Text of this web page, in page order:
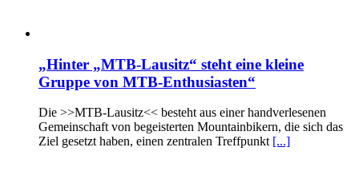
„Hinter „MTB-Lausitz“ steht eine kleine
Gruppe von MTB-Enthusiasten“
Die >>MTB-Lausitz<< besteht aus einer handverlesenen
Gemeinschaft von begeisterten Mountainbikern, die sich das
Ziel gesetzt haben, einen zentralen Treffpunkt [...]